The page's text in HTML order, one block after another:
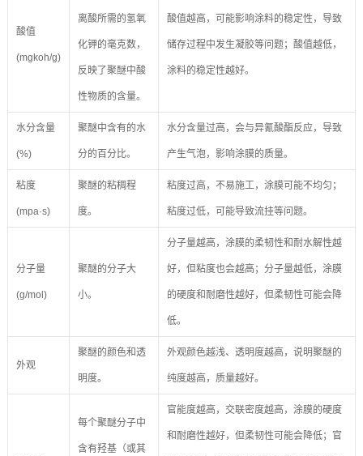
酸值
(mgkoh/g)
离酸所需的氢氧
化钾的毫克数，
反映了聚醚中酸
性物质的含量。
酸值越高，可能影响涂料的稳定性，导致
储存过程中发生凝胶等问题；酸值越低，
涂料的稳定性越好。
水分含量
(%)
聚醚中含有的水
分的百分比。
水分含量过高，会与异氰酸酯反应，导致
产生气泡，影响涂膜的质量。
粘度
(mpa·s)
聚醚的粘稠程
度。
粘度过高，不易施工，涂膜可能不均匀；
粘度过低，可能导致流挂等问题。
分子量
(g/mol)
聚醚的分子大
小。
分子量越高，涂膜的柔韧性和耐水解性越
好，但粘度也会越高；分子量越低，涂膜
的硬度和耐磨性越好，但柔韧性可能会降
低。
外观
聚醚的颜色和透
明度。
外观颜色越浅、透明度越高，说明聚醚的
纯度越高，质量越好。
每个聚醚分子中
含有羟基（或其
官能度越高，交联密度越高，涂膜的硬度
和耐磨性越好，但柔韧性可能会降低；官